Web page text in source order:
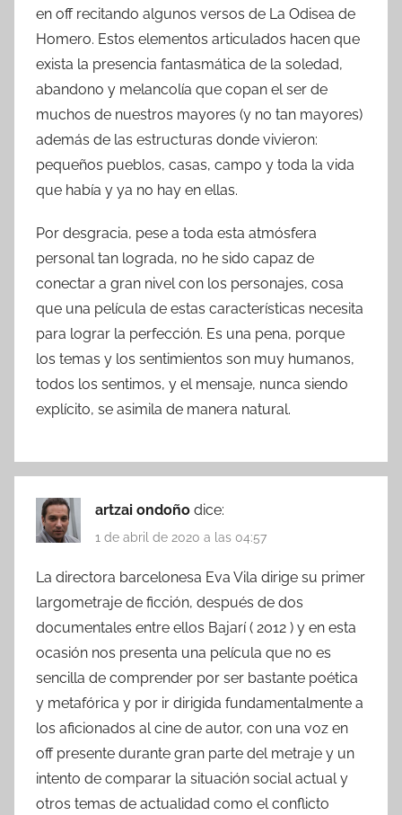
en off recitando algunos versos de La Odisea de
Homero. Estos elementos articulados hacen que
exista la presencia fantasmática de la soledad,
abandono y melancolía que copan el ser de
muchos de nuestros mayores (y no tan mayores)
además de las estructuras donde vivieron:
pequeños pueblos, casas, campo y toda la vida
que había y ya no hay en ellas.
Por desgracia, pese a toda esta atmósfera
personal tan lograda, no he sido capaz de
conectar a gran nivel con los personajes, cosa
que una película de estas características necesita
para lograr la perfección. Es una pena, porque
los temas y los sentimientos son muy humanos,
todos los sentimos, y el mensaje, nunca siendo
explícito, se asimila de manera natural.
artzai ondoño dice:
1 de abril de 2020 a las 04:57
La directora barcelonesa Eva Vila dirige su primer
largometraje de ficción, después de dos
documentales entre ellos Bajarí ( 2012 ) y en esta
ocasión nos presenta una película que no es
sencilla de comprender por ser bastante poética
y metafórica y por ir dirigida fundamentalmente a
los aficionados al cine de autor, con una voz en
off presente durante gran parte del metraje y un
intento de comparar la situación social actual y
otros temas de actualidad como el conflicto